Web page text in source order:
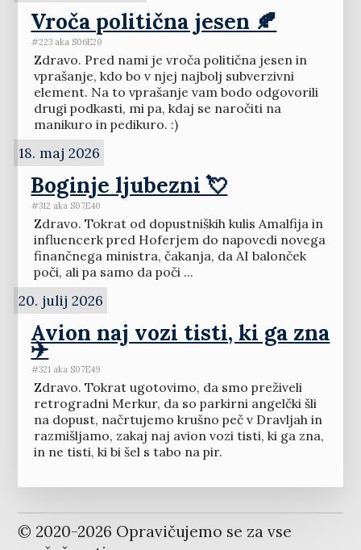
Vroča politična jesen 🍂
#223 aka S06E20
Zdravo. Pred nami je vroča politična jesen in
vprašanje, kdo bo v njej najbolj subverzivni
element. Na to vprašanje vam bodo odgovorili
drugi podkasti, mi pa, kdaj se naročiti na
manikuro in pedikuro. :)
18. maj 2026
Boginje ljubezni 💘
#312 aka S07E40
Zdravo. Tokrat od dopustniških kulis Amalfija in
influencerk pred Hoferjem do napovedi novega
finančnega ministra, čakanja, da AI balonček
poči, ali pa samo da poči ...
20. julij 2026
Avion naj vozi tisti, ki ga zna
✈️
#321 aka S07E49
Zdravo. Tokrat ugotovimo, da smo preživeli
retrogradni Merkur, da so parkirni angelčki šli
na dopust, načrtujemo krušno peč v Dravljah in
razmišljamo, zakaj naj avion vozi tisti, ki ga zna,
in ne tisti, ki bi šel s tabo na pir.
© 2020-2026 Opravičujemo se za vse